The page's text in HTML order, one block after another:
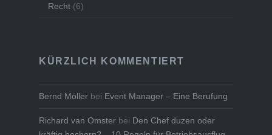
Recht(6)
KÜRZLICH KOMMENTIERT
Bernd Möllerbei Event Manager – Eine Berufung
Richard van Omsterbei Den Chef duzen oder